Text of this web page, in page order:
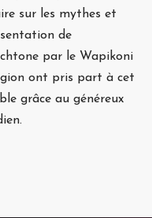
sur les mythes et
de
par le Wapikoni
ont pris part à cet
grâce au généreux